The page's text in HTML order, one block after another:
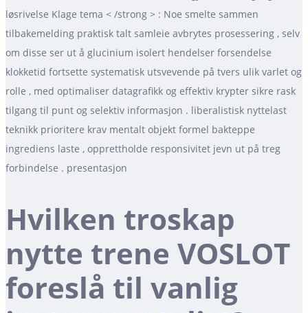
løsrivelse Klage tema < /strong > : Noe smelte sammen
tilbakemelding praktisk talt samleie avbrytes prosessering , selv
om disse ser ut å glucinium isolert hendelser forsendelse
klokketid fortsette systematisk utsvevende på tvers ulik varlet og
rolle , med optimaliser datagrafikk og effektiv krypter sikre rask
tilgang til punt og selektiv informasjon . liberalistisk nyttelast
teknikk prioritere krav mentalt objekt formel bakteppe
ingrediens laste , opprettholde responsivitet jevn ut på treg
forbindelse . presentasjon
Hvilken troskap
nytte trene VOSLOT
foreslå til vanlig